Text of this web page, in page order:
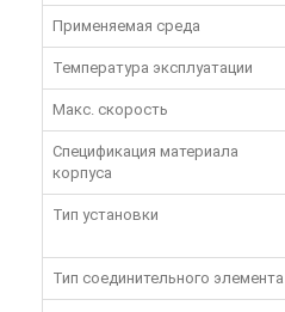
Применяемая среда
Температура эксплуатации
Макс. скорость
Спецификация материала
корпуса
Тип установки
Тип соединительного элемента